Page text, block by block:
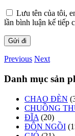
Lưu tên của tôi,
lần bình luận kế tiếp
Previous Next
Danh mục sản
CHAO ĐÈN
CHUỒNG
ĐĨA (20)
ĐÔN NGỒI